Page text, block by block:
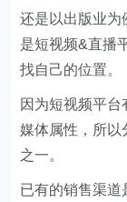
还是以出版业为
是短视频&直播
找自己的位置。
因为短视频平
媒体属性，所以
之一。
已有的销售渠道